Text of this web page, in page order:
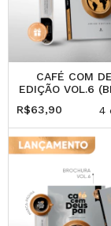
CAFÉ COM
EDIÇÃO VOL.6
R$63,90 4